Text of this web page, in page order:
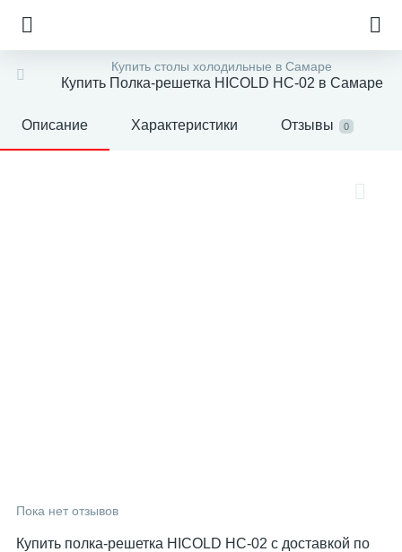
Купить столы холодильные в Самаре
Купить Полка-решетка HICOLD НC-02 в Самаре
Описание Характеристики Отзывы 0
Пока нет отзывов
Купить полка-решетка HICOLD НC-02 с доставкой по